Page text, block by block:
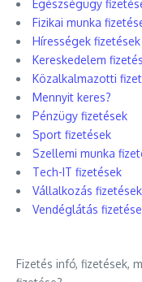
Egészségügy
Fizikai munka
Hírességek fizetések
Kereskedelem
Közalkalmazotti
Mennyit keres?
Pénzügy fizetések
Sport fizetések
Szellemi munka
Tech-IT fizetések
Vállalkozás fizetések
Vendéglátás
Fizetés infó, fizetések,